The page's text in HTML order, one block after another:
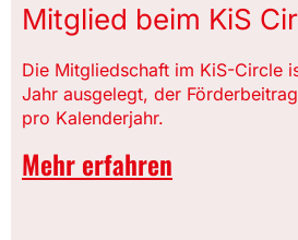
Mitglied beim KiS
Die Mitgliedschaft im KiS-Circle
Jahr ausgelegt, der
pro Kalenderjahr.
Mehr erfahren